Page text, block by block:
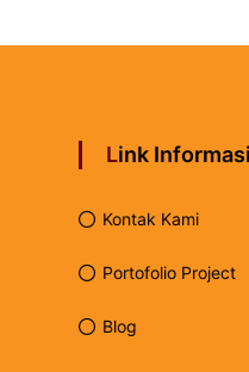
Link Informasi
Kontak Kami
Portofolio Project
Blog